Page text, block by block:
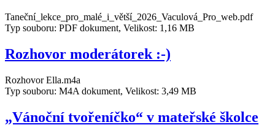
Taneční_lekce_pro_malé_i_větší_2026_Vaculová_Pro_web.pdf
Typ souboru: PDF dokument, Velikost: 1,16 MB
Rozhovor moderátorek :-)
Rozhovor Ella.m4a
Typ souboru: M4A dokument, Velikost: 3,49 MB
„Vánoční tvořeníčko“ v mateřské školce